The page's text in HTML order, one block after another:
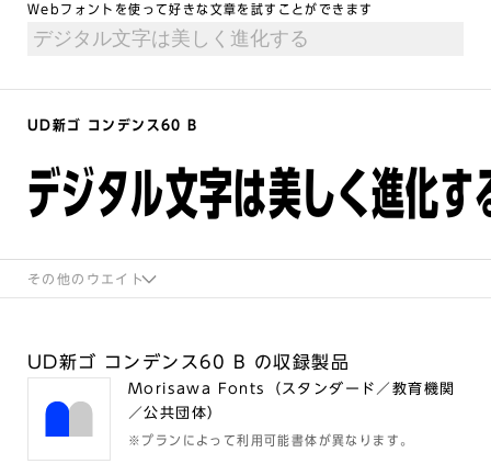
Webフォントを使って好きな文章を試すことができます
UD新ゴ コンデンス60 B
デジタル文字は美しく進化す
その他のウエイト
UD新ゴ コンデンス60 B の収録製品
Morisawa Fonts（スタンダード／教育機関
／公共団体）
※プランによって利用可能書体が異なります。